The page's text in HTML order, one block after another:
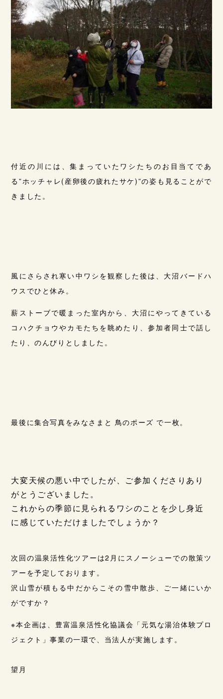
付近の川には、集まっていたワシたちのお目当てであ
る”ホッチャレ(産卵後の疲れたサケ)”の姿も見ることがで
きました。
風にさらされ寒い中ワシを観察した後は、大沼バードハ
ウスでひと休み。
薪ストーブで暖まった室内から、大沼にやってきている
コハクチョウやカモたちを眺めたり、参加者同士で話し
たり、のんびりとしました。
最後に集合写真をみなさまと 鳥のポーズ で一枚。
大変天候の悪い中でしたが、ご参加くださりあり
がとうございました。
これからの季節に見られるワシのことを少し身近
に感じていただけましたでしょうか？
次回の温泉活性化ツアーは2月にスノーシューでの散策ツ
アーを予定しております。
沢山雪が積もる中だからこその雪中散歩、ご一緒にいか
がですか？
※本企画は、豊富温泉活性化協議会「元気な湯治体験プロ
ジェクト」事業の一環で、当法人が実施します。
望月